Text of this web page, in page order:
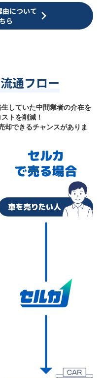
について
ら
通フロー
していた中間業者の介在を
トを削減！
却できるチャンスがありま